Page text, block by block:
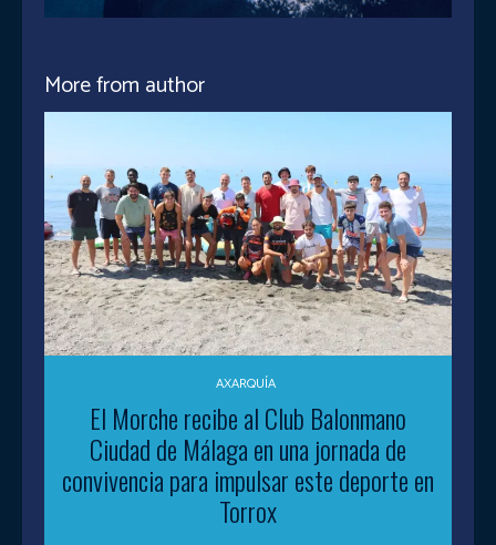
More from author
AXARQUÍA
El Morche recibe al Club Balonmano
Ciudad de Málaga en una jornada de
convivencia para impulsar este deporte en
Torrox